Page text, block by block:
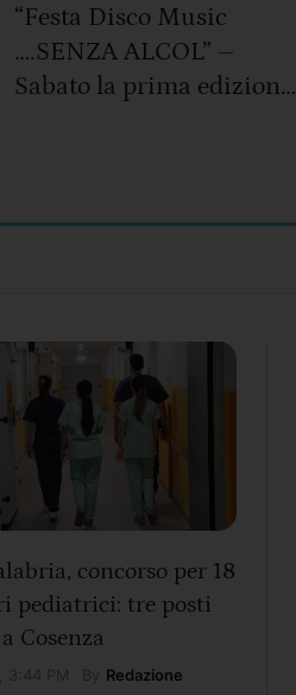
“Festa Disco Music
….SENZA ALCOL” –
Sabato la prima edizione
concorso per 18
pediatrici: tre posti
Cosenza
Redazione